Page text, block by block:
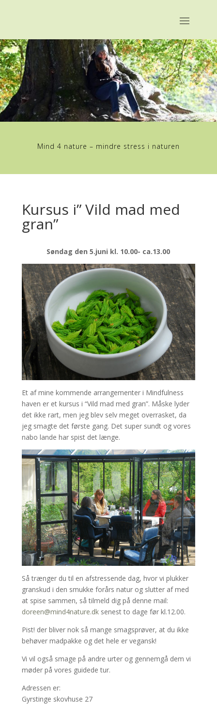
Mind 4 nature – mindre stress i naturen
Kursus i” Vild mad med
gran”
Søndag den 5.juni kl. 10.00- ca.13.00
Et af mine kommende arrangementer i Mindfulness
haven er et kursus i “Vild mad med gran”. Måske lyder
det ikke rart, men jeg blev selv meget overrasket, da
jeg smagte det første gang. Det super sundt og vores
nabo lande har spist det længe.
Så trænger du til en afstressende dag, hvor vi plukker
granskud i den smukke forårs natur og slutter af med
at spise sammen, så tilmeld dig på denne mail:
doreen@mind4nature.dksenest to dage før kl.12.00.
Pist! der bliver nok så mange smagsprøver, at du ikke
behøver madpakke og det hele er vegansk!
Vi vil også smage på andre urter og gennemgå dem vi
møder på vores guidede tur.
Adressen er:
Gyrstinge skovhuse 27